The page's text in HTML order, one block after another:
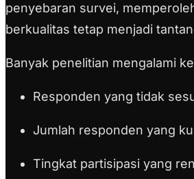
penyebaran survei,
berkualitas tetap menjadi
Banyak penelitian mengalami
Responden yang tidak
Jumlah responden yang
Tingkat partisipasi yang